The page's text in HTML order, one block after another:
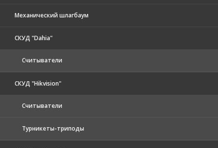
Механический шлагбаум
СКУД "Dahia"
Считыватели
СКУД "Hikvision"
Считыватели
Турникеты-триподы